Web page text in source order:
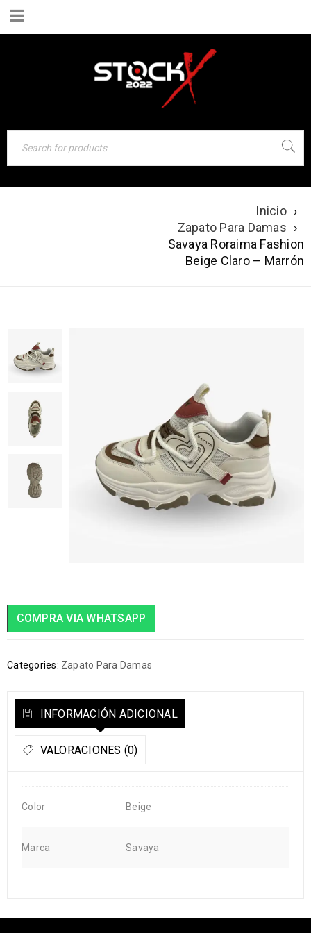
Inicio ›
Zapato Para Damas ›
Savaya Roraima Fashion
Beige Claro – Marrón
COMPRA VIA WHATSAPP
Categories: Zapato Para Damas
INFORMACIÓN ADICIONAL
VALORACIONES (0)
Color Beige
Marca Savaya